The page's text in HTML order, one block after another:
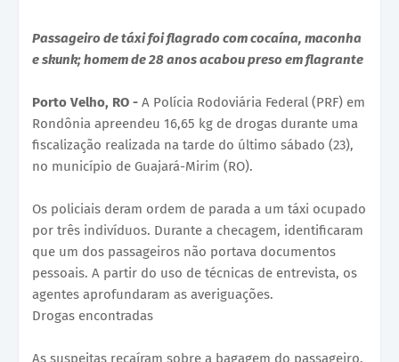
Passageiro de táxi foi flagrado com cocaína, maconha
e skunk; homem de 28 anos acabou preso em flagrante
Porto Velho, RO - A Polícia Rodoviária Federal (PRF) em
Rondônia apreendeu 16,65 kg de drogas durante uma
fiscalização realizada na tarde do último sábado (23),
no município de Guajará-Mirim (RO).
Os policiais deram ordem de parada a um táxi ocupado
por três indivíduos. Durante a checagem, identificaram
que um dos passageiros não portava documentos
pessoais. A partir do uso de técnicas de entrevista, os
agentes aprofundaram as averiguações.
Drogas encontradas
As suspeitas recaíram sobre a bagagem do passageiro,